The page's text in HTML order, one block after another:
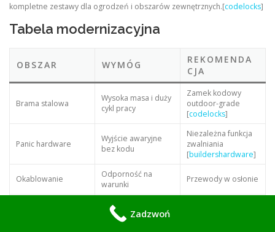
kompletne zestawy dla ogrodzeń i obszarów zewnętrznych.[codelocks]
Tabela modernizacyjna
OBSZAR WYMÓG
REKOMENDA
CJA
Brama stalowa
Wysoka masa i duży
cykl pracy
Zamek kodowy
outdoor-grade
[codelocks]
Panic hardware
Wyjście awaryjne
bez kodu
Niezależna funkcja
zwalniania
[buildershardware]
Okablowanie
Odporność na
warunki
Przewody w osłonie
Stabilność i rezerwa
Zadzwoń